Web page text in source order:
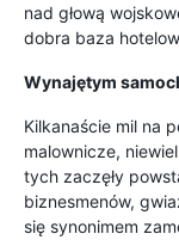
nad głową
dobra baza
Wynajętym
Kilkanaście mil na
malownicze,
tych zaczęły
biznesmenów,
się synonimem